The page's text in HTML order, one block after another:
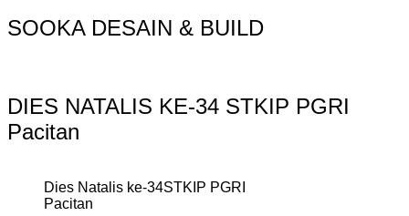
SOOKA DESAIN & BUILD
DIES NATALIS KE-34 STKIP PGRI
Pacitan
Dies Natalis ke-34STKIP PGRI
Pacitan